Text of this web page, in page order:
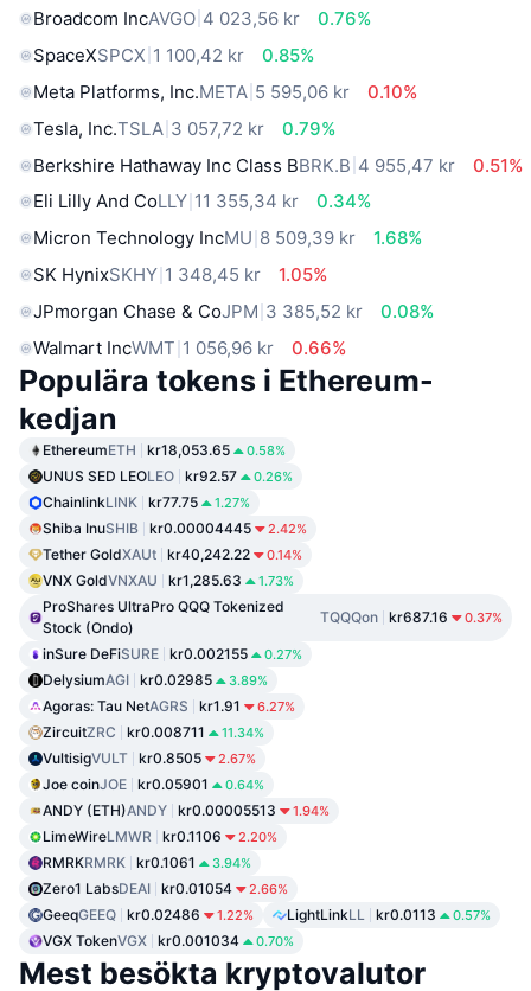
Broadcom IncAVGO 4 023,56 kr
0.76%
SpaceXSPCX 1 100,42 kr
0.85%
Meta Platforms, Inc.META 5 595,06 kr
0.10%
Tesla, Inc.TSLA 3 057,72 kr
0.79%
Berkshire Hathaway Inc Class BBRK.B 4 955,47 kr
0.51%
Eli Lilly And CoLLY 11 355,34 kr
0.34%
Micron Technology IncMU 8 509,39 kr
1.68%
SK HynixSKHY 1 348,45 kr
1.05%
JPmorgan Chase & CoJPM 3 385,52 kr
0.08%
Walmart IncWMT 1 056,96 kr 0.66%
Populära tokens i Ethereum-
kedjan
EthereumETH kr18,053.65 0.58%
UNUS SED LEOLEO kr92.57 0.26%
ChainlinkLINK kr77.75 1.27%
Shiba InuSHIB kr0.00004445 2.42%
Tether GoldXAUt kr40,242.22 0.14%
VNX GoldVNXAU kr1,285.63 1.73%
ProShares UltraPro QQQ Tokenized
Stock (Ondo)
TQQQon kr687.16 0.37%
inSure DeFiSURE kr0.002155 0.27%
DelysiumAGI kr0.02985 3.89%
Agoras: Tau NetAGRS kr1.91 6.27%
ZircuitZRC kr0.008711 11.34%
VultisigVULT kr0.8505 2.67%
Joe coinJOE kr0.05901 0.64%
ANDY (ETH)ANDY kr0.00005513 1.94%
LimeWireLMWR kr0.1106 2.20%
RMRKRMRK kr0.1061 3.94%
Zero1 LabsDEAI kr0.01054 2.66%
GeeqGEEQ kr0.02486 1.22% LightLinkLL kr0.0113 0.57%
VGX TokenVGX kr0.001034 0.70%
Mest besökta kryptovalutor